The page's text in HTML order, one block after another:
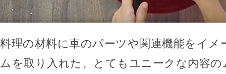
料理の材料に車のパーツや関連機能をイメ
ムを取り入れた、とてもユニークな内容